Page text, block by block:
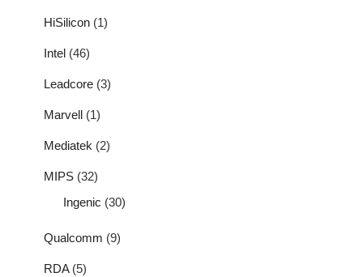
HiSilicon (1)
Intel (46)
Leadcore (3)
Marvell (1)
Mediatek (2)
MIPS (32)
Ingenic (30)
Qualcomm (9)
RDA(5)